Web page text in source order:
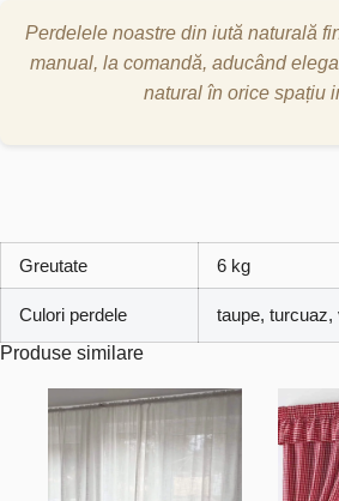
Perdelele noastre din iută naturală
manual, la comandă, aducând
natural în orice spațiu
Greutate 6 kg
Culori perdele
taupe, turcuaz,
Produse similare